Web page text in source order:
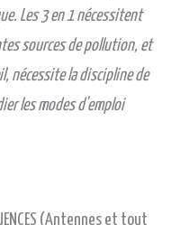
Les 3 en 1 nécessitent
sources de pollution, et
nécessite la discipline de
les modes d'emploi
(Antennes et tout